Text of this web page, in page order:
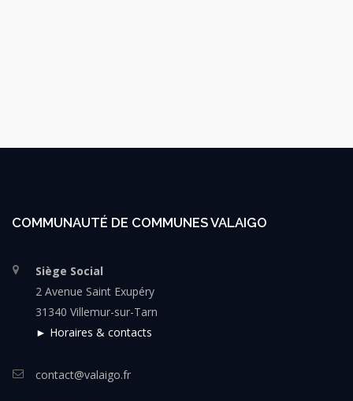
COMMUNAUTÉ DE COMMUNES VALAIGO
Siège Social
2 Avenue Saint Exupéry
31340 Villemur-sur-Tarn
► Horaires & contacts
contact@valaigo.fr